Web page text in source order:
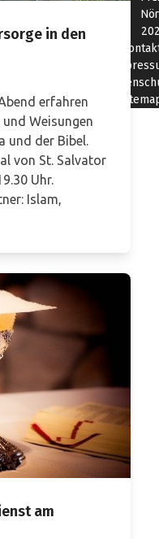
in den
erfahren
Weisungen
der Bibel.
von St. Salvator
Uhr.
Islam,
am